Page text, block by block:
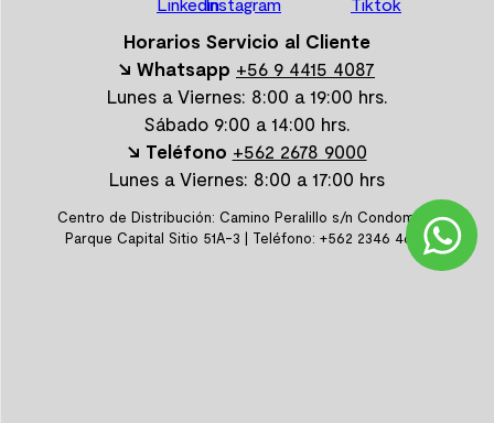
Horarios Servicio al Cliente
↘ Whatsapp +56 9 4415 4087
Lunes a Viernes: 8:00 a 19:00 hrs.
Sábado 9:00 a 14:00 hrs.
↘ Teléfono +562 2678 9000
Lunes a Viernes: 8:00 a 17:00 hrs
Centro de Distribución: Camino Peralillo s/n Condominio
Parque Capital Sitio 51A-3 | Teléfono: +562 2346 4600